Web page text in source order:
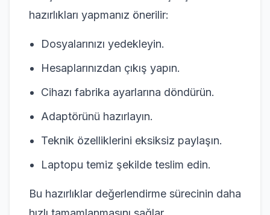
hazırlıkları yapmanız önerilir:
Dosyalarınızı yedekleyin.
Hesaplarınızdan çıkış yapın.
Cihazı fabrika ayarlarına döndürün.
Adaptörünü hazırlayın.
Teknik özelliklerini eksiksiz paylaşın.
Laptopu temiz şekilde teslim edin.
Bu hazırlıklar değerlendirme sürecinin daha